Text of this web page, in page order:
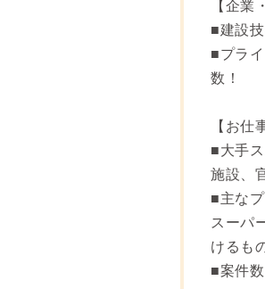
【企業
■建設
■プラ
数！
【お仕
■大手
施設、
■主な
スーパ
けるも
■案件